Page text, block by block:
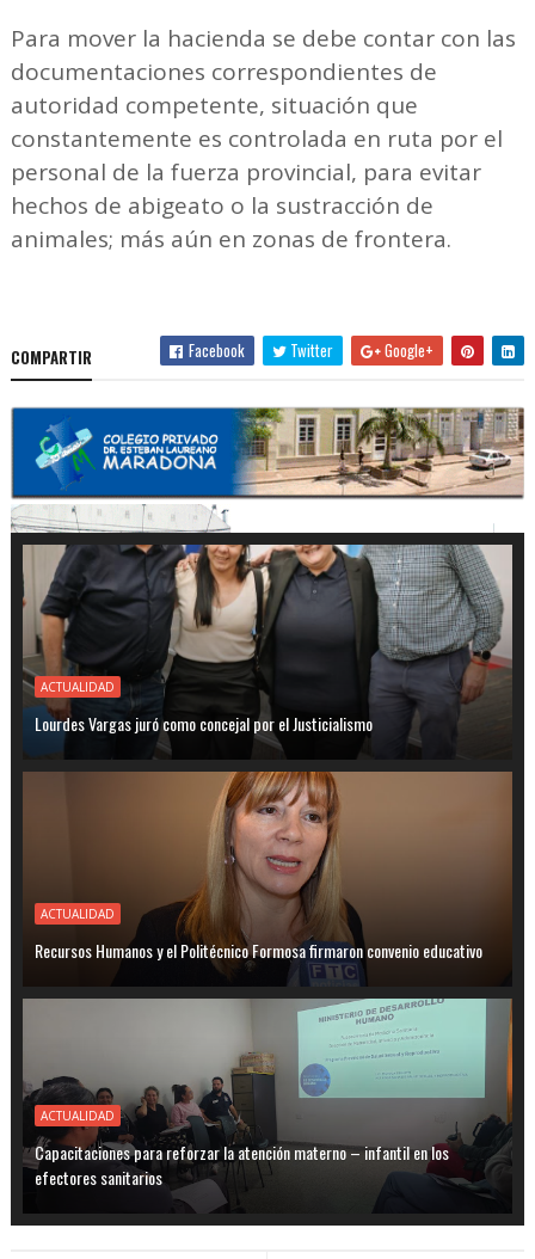
Para mover la hacienda se debe contar con las
documentaciones correspondientes de
autoridad competente, situación que
constantemente es controlada en ruta por el
personal de la fuerza provincial, para evitar
hechos de abigeato o la sustracción de
animales; más aún en zonas de frontera.
COMPARTIR Facebook Twitter Google+
ACTUALIDAD
Lourdes Vargas juró como concejal por el Justicialismo
ACTUALIDAD
Recursos Humanos y el Politécnico Formosa firmaron convenio educativo
ACTUALIDAD
Capacitaciones para reforzar la atención materno – infantil en los
efectores sanitarios